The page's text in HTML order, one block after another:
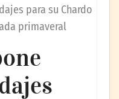
para su Chardo
primaveral